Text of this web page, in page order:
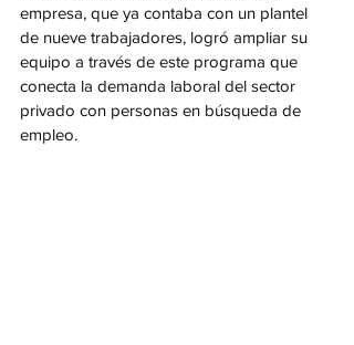
empresa, que ya contaba con un plantel
de nueve trabajadores, logró ampliar su
equipo a través de este programa que
conecta la demanda laboral del sector
privado con personas en búsqueda de
empleo.